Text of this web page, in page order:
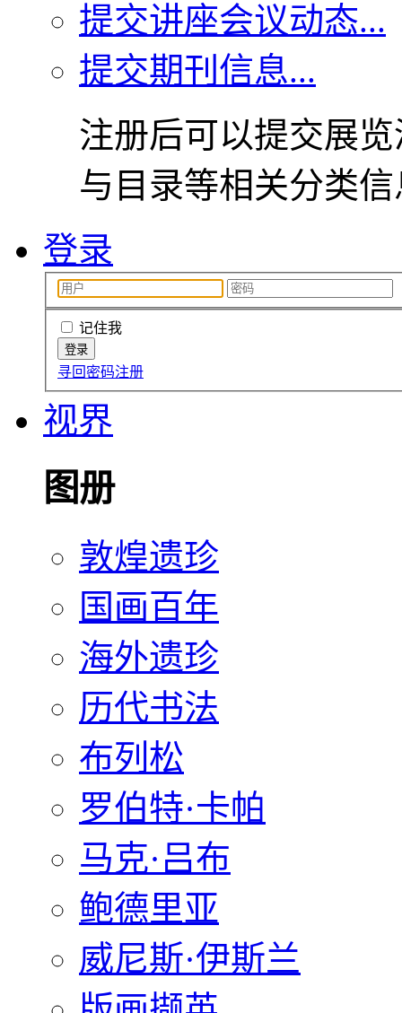
提交讲座会议动态...
提交期刊信息...
注册后可以提交展
与目录等相关分类
登录
记住我
寻回密码注册
视界
图册
敦煌遗珍
国画百年
海外遗珍
历代书法
布列松
罗伯特·卡帕
马克·吕布
鲍德里亚
威尼斯·伊斯兰